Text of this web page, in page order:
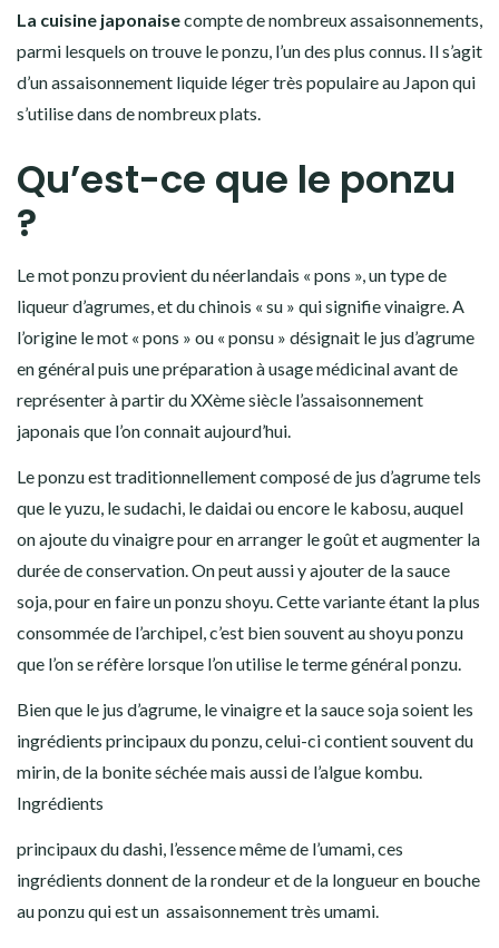
La cuisine japonaisecompte de nombreux assaisonnements,
parmi lesquels on trouve le ponzu, l’un des plus connus. Il s’agit
d’un assaisonnement liquide léger très populaire au Japon qui
s’utilise dans de nombreux plats.
Qu’est-ce que le ponzu
?
Le mot ponzu provient du néerlandais « pons », un type de
liqueur d’agrumes, et du chinois « su » qui signifie vinaigre. A
l’origine le mot « pons » ou « ponsu » désignait le jus d’agrume
en général puis une préparation à usage médicinal avant de
représenter à partir du XXème siècle l’assaisonnement
japonais que l’on connait aujourd’hui.
Le ponzu est traditionnellement composé de jus d’agrumetels
que leyuzu , lesudachi , ledaidaiou encore le kabosu , auquel
on ajoute duvinaigrepour en arranger le goût et augmenter la
durée de conservation. On peut aussi y ajouter de la sauce
soja, pour en faire un ponzu shoyu. Cette variante étant la plus
consommée de l’archipel, c’est bien souvent au shoyu ponzu
que l’on se réfère lorsque l’on utilise le terme général ponzu.
Bien que le jus d’agrume, le vinaigre et la sauce soja soient les
ingrédients principaux du ponzu, celui-ci contient souvent du
mirin , de la bonite séchéemais aussi de l’algue kombu
Ingrédients
principaux du dashi, l’essence même de l’umami, ces
ingrédients donnent de la rondeur et de la longueur en bouche
au ponzu qui est un assaisonnement très umami